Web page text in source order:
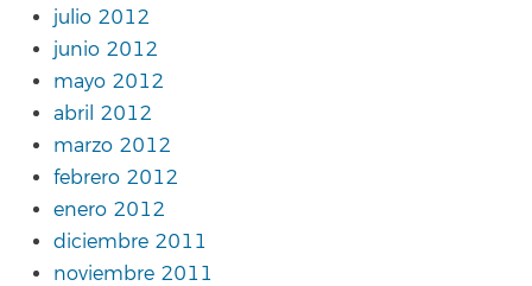
julio 2012
junio 2012
mayo 2012
abril 2012
marzo 2012
febrero 2012
enero 2012
diciembre 2011
noviembre 2011